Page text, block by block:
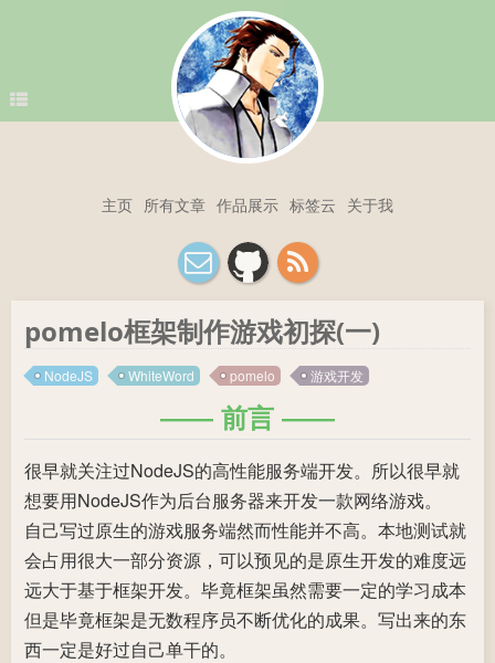
主页 所有文章 作品展示 标签云 关于我
pomelo框架制作游戏初探(一)
NodeJS WhiteWord pomelo 游戏开发
前言
很早就关注过NodeJS的高性能服务端开发。所以很早就
想要用NodeJS作为后台服务器来开发一款网络游戏。
自己写过原生的游戏服务端然而性能并不高。本地测试就
会占用很大一部分资源，可以预见的是原生开发的难度远
远大于基于框架开发。毕竟框架虽然需要一定的学习成本
但是毕竟框架是无数程序员不断优化的成果。写出来的东
西一定是好过自己单干的。